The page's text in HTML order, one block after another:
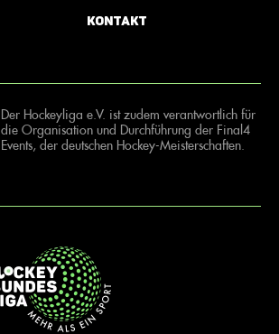
Kontakt
Der Hockeyliga e.V. ist zudem verantwortlich für
die Organisation und Durchführung der Final4
Events, der deutschen Hockey-Meisterschaften.